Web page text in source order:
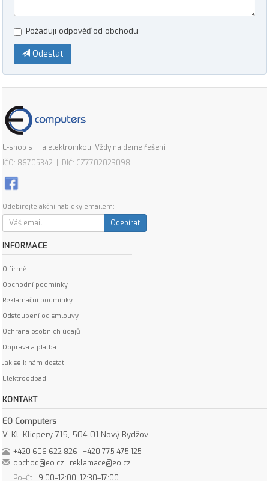
Požaduji odpověď od obchodu
Odeslat
E-shop s IT a elektronikou. Vždy najdeme řešení!
IČO: 86705342 | DIČ: CZ7702023098
Odebírejte akční nabídky emailem:
Odebírat
INFORMACE
O firmě
Obchodní podmínky
Reklamační podmínky
Odstoupení od smlouvy
Ochrana osobních údajů
Doprava a platba
Jak se k nám dostat
Elektroodpad
KONTAKT
EO Computers
V. Kl. Klicpery 715, 504 01 Nový Bydžov
+420 606 622 826
+420 775 475 125
obchod@eo.cz
reklamace@eo.cz
Po–Čt
9:00–12:00, 12:30–17:00